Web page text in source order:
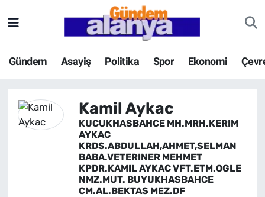
Gündem Asayiş Politika Spor Ekonomi
Kamil Aykac
KUCUKHASBAHCE MH.MRH.KERIM
AYKAC
KRDS.ABDULLAH,AHMET,SELMAN
BABA.VETERINER MEHMET
KPDR.KAMIL AYKAC VFT.ETM.OGLE
NMZ.MUT. BUYUKHASBAHCE
CM.AL.BEKTAS MEZ.DF